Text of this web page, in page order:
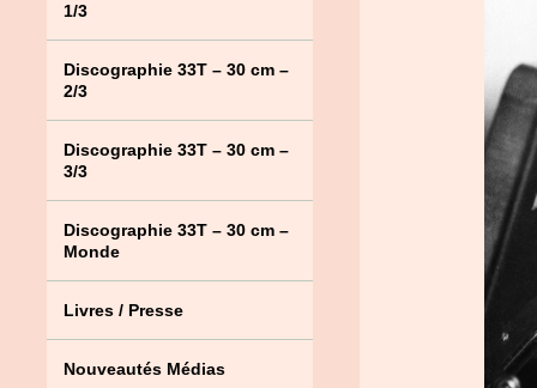
1/3
Discographie 33T – 30 cm –
2/3
Discographie 33T – 30 cm –
3/3
Discographie 33T – 30 cm –
Monde
Livres / Presse
Nouveautés Médias